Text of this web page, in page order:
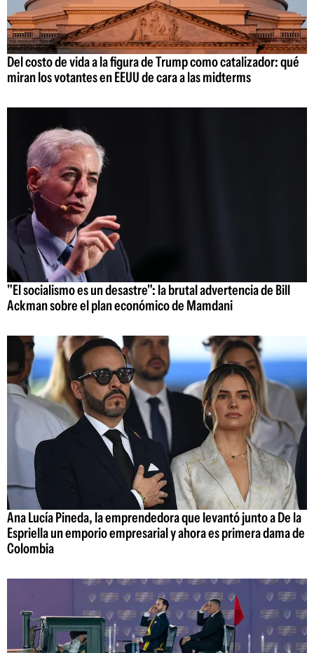
Del costo de vida a la figura de Trump como catalizador: qué
miran los votantes en EEUU de cara a las midterms
"El socialismo es un desastre": la brutal advertencia de Bill
Ackman sobre el plan económico de Mamdani
Ana Lucía Pineda, la emprendedora que levantó junto a De la
Espriella un emporio empresarial y ahora es primera dama de
Colombia